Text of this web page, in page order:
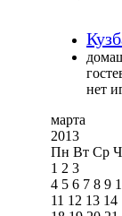
нет
марта
2013
Пн Вт Ср
1 2 3
4 5 6 7 8 9
11 12 13 14